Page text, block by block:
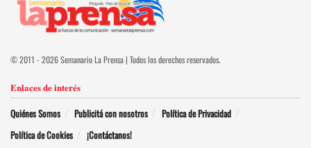
© 2011 - 2026 Semanario La Prensa | Todos los derechos reservados.
Enlaces de interés
Quiénes Somos Publicitá con nosotros
Política de Privacidad
Política de Cookies
¡Contáctanos!